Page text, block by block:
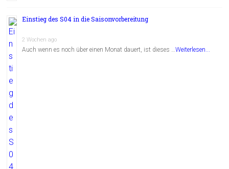
Einstieg des S04 in die Saisonvorbereitung
2 Wochen ago
Auch wenn es noch über einen Monat dauert, ist dieses …Weiterlesen...